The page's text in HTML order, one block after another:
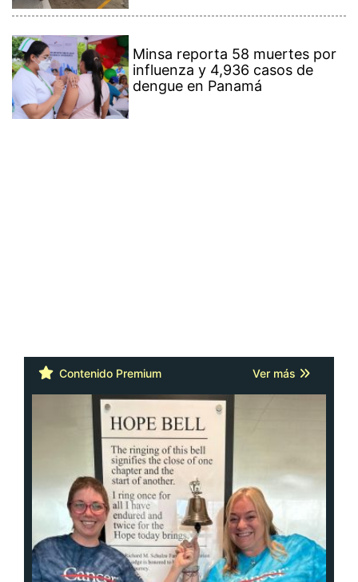
Minsa reporta 58 muertes por
influenza y 4,936 casos de
dengue en Panamá
Contenido Premium Ver más